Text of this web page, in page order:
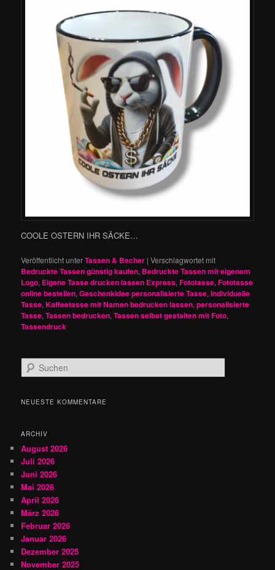
COOLE OSTERN IHR SÄCKE…
Veröffentlicht unterTassen & Becher |Verschlagwortet mit
Bedruckte Tassen günstig kaufen, Bedruckte Tassen mit eigenem
Logo, Eigene Tasse drucken lassen Express,Fototasse,Fototasse
online bestellen,Geschenkidee personalisierte Tasse,Individuelle
Tasse,Kaffeetasse mit Namen bedrucken lassen,personalisierte
Tasse,Tassen bedrucken,Tassen selbst gestalten mit Foto,
Tassendruck
u
h
NEUESTE KOMMENTARE
ARCHIV
August 2026
Juli 2026
Juni 2026
Mai 2026
April 2026
März 2026
Februar 2026
Januar 2026
Dezember 2025
November 2025